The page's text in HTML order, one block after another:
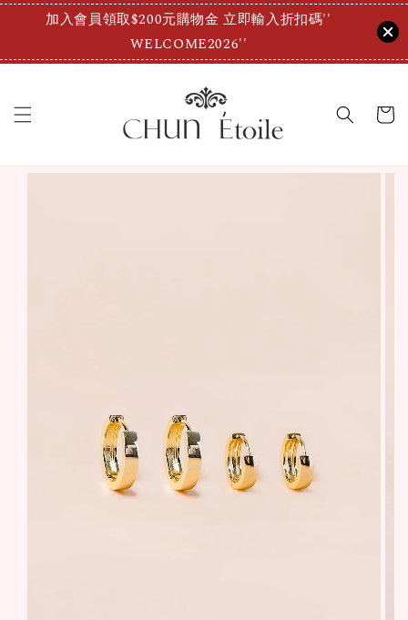
加入會員領取$200元購物金 立即輸入折扣碼''
WELCOME2026''